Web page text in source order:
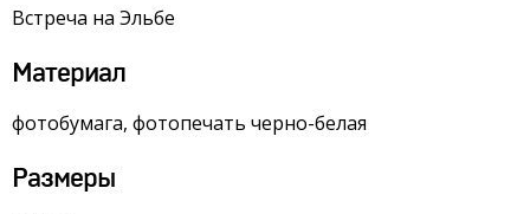
Встреча на Эльбе
Материал
фотобумага, фотопечать черно-белая
Размеры